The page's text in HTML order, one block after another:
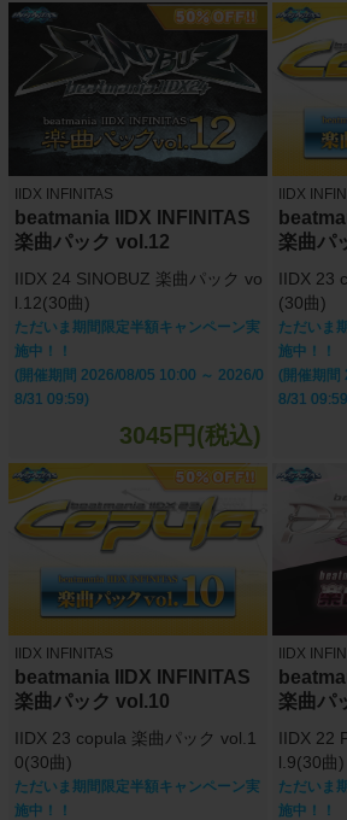
IIDX INFINITAS
beatmania IIDX INFINITAS
楽曲パック vol.12
IIDX 24 SINOBUZ 楽曲パック vo
l.12(30曲)
ただいま期間限定半額キャンペーン実
施中！！
(開催期間 2026/08/05 10:00 ～ 2026/0
8/31 09:59)
3045円(税込)
IIDX
楽曲パ
IIDX 23
(30曲)
ただいま
施中！！
(開催期間
8/31
IIDX INFINITAS
beatmania IIDX INFINITAS
楽曲パック vol.10
IIDX 23 copula 楽曲パック vol.1
0(30曲)
ただいま期間限定半額キャンペーン実
施中！！
IIDX
楽曲パ
IIDX 22
l.9(30曲)
ただいま
施中！！